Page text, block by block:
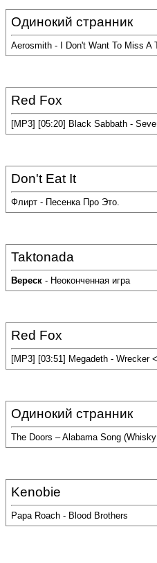
Одинокий странник
Aerosmith - I Don't Want To Miss A
Red Fox
[MP3] [05:20] Black Sabbath -
Don't Eat It
Флирт - Песенка Про Это.
Taktonada
Вереск - Неоконченная игра
Red Fox
[MP3] [03:51] Megadeth - Wrecker
Одинокий странник
The Doors – Alabama Song
Kenobie
Papa Roach - Blood Brothers